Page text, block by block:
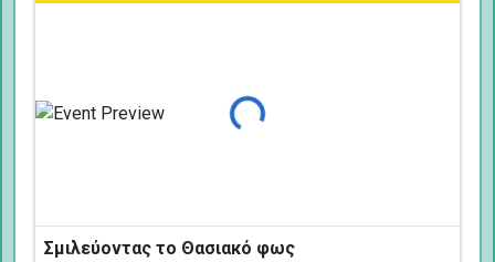
Φόρτωση...
Σμιλεύοντας το Θασιακό φως